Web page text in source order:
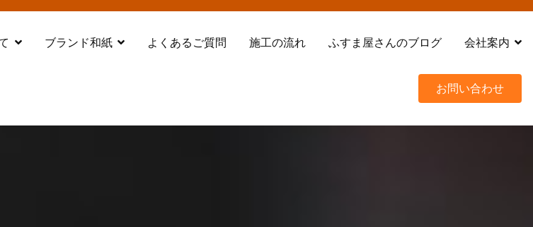
ブランド和紙 よくあるご質問 施工の流れ ふすま屋さんのブログ 会社案内
お問い合わせ